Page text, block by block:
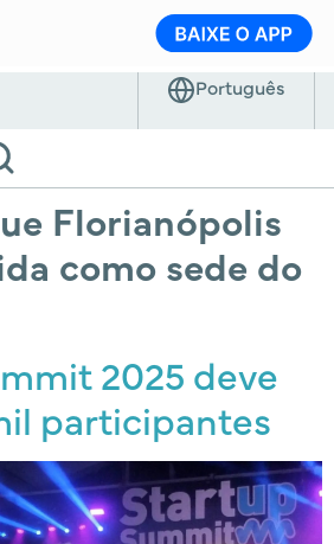
Florianópolis
como sede do
2025 deve
participantes